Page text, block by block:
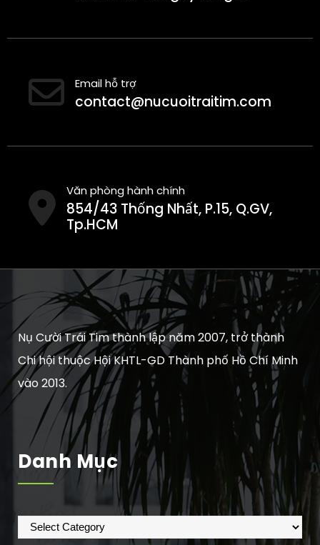
Email hỗ trợ
contact@nucuoitraitim.com
Văn phòng hành chính
854/43 Thống Nhất, P.15, Q.GV,
Tp.HCM
Nụ Cười Trái Tim thành lập năm 2007, trở thành
Chi hội thuộc Hội KHTL-GD Thành phố Hồ Chí Minh
vào 2013.
Danh Mục
Danh
mục